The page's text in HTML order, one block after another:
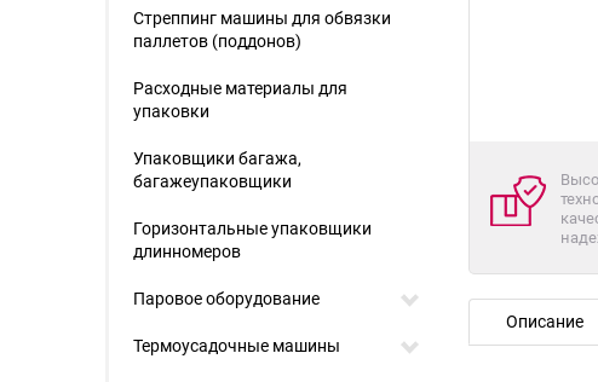
Описание
Стреппинг машины для обвязки
паллетов (поддонов)
Расходные материалы для
упаковки
Упаковщики багажа,
багажеупаковщики
Горизонтальные упаковщики
длинномеров
Паровое оборудование
Термоусадочные машины